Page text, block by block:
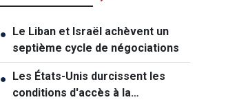
● Le Liban et Israël achèvent un
septième cycle de négociations
● Les États-Unis durcissent les
conditions d'accès à la